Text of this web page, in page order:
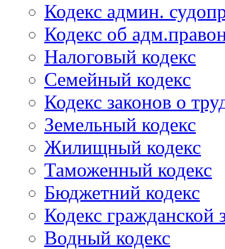
Кодекс админ.
Кодекс об
Налоговый кодекс
Семейный кодекс
Кодекс законов о
Земельный кодекс
Жилищный кодекс
Таможенный кодекс
Бюджетний кодекс
Кодекс гражданской
Водный кодекс